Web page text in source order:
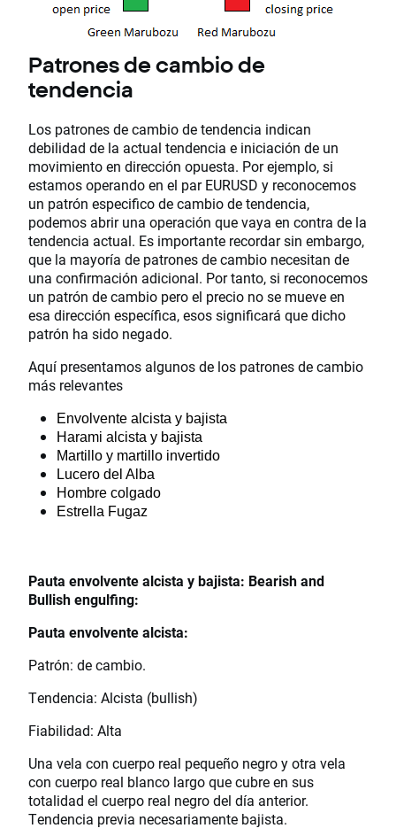
Patrones de cambio de
tendencia
Los patrones de cambio de tendencia indican
debilidad de la actual tendencia e iniciación de un
movimiento en dirección opuesta. Por ejemplo, si
estamos operando en el par EURUSD y reconocemos
un patrón especifico de cambio de tendencia,
podemos abrir una operación que vaya en contra de la
tendencia actual. Es importante recordar sin embargo,
que la mayoría de patrones de cambio necesitan de
una confirmación adicional. Por tanto, si reconocemos
un patrón de cambio pero el precio no se mueve en
esa dirección específica, esos significará que dicho
patrón ha sido negado.
Aquí presentamos algunos de los patrones de cambio
más relevantes
Envolvente alcista y bajista
Harami alcista y bajista
Martillo y martillo invertido
Lucero del Alba
Hombre colgado
Estrella Fugaz
Pauta envolvente alcista y bajista: Bearish and
Bullish engulfing:
Pauta envolvente alcista:
Patrón: de cambio.
Tendencia: Alcista (bullish)
Fiabilidad: Alta
Una vela con cuerpo real pequeño negro y otra vela
con cuerpo real blanco largo que cubre en sus
totalidad el cuerpo real negro del día anterior.
Tendencia previa necesariamente bajista.